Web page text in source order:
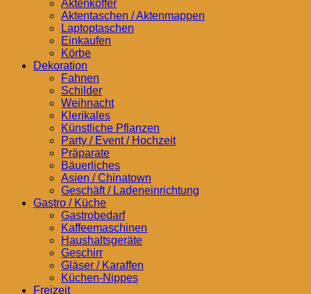
Aktenkoffer
Aktentaschen / Aktenmappen
Laptoptaschen
Einkaufen
Körbe
Dekoration
Fahnen
Schilder
Weihnacht
Klerikales
Künstliche Pflanzen
Party / Event / Hochzeit
Präparate
Bäuerliches
Asien / Chinatown
Geschäft / Ladeneinrichtung
Gastro / Küche
Gastrobedarf
Kaffeemaschinen
Haushaltsgeräte
Geschirr
Gläser / Karaffen
Küchen-Nippes
Freizeit